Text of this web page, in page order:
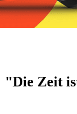
"Die Zeit